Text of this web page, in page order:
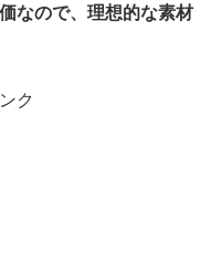
なので、理想的な素材
ク